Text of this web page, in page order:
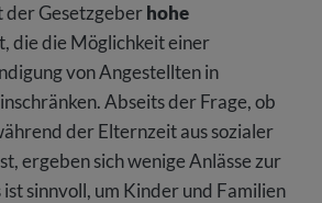
Gesetzgeberhohe
die die Möglichkeit einer
von Angestellten in
Abseits der Frage, ob
der Elternzeit aus sozialer
ergeben sich wenige Anlässe zur
sinnvoll, um Kinder und Familien